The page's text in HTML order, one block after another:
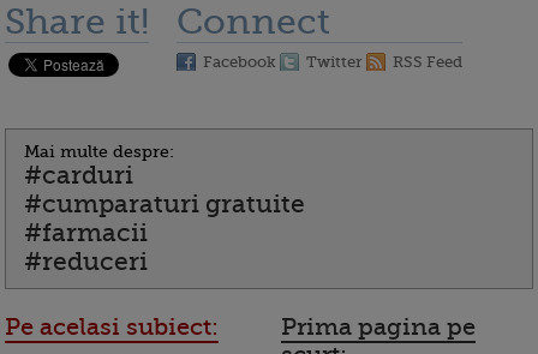
Share it! Connect
Facebook Twitter RSS Feed
Mai multe despre:
#carduri
#cumparaturi gratuite
#farmacii
#reduceri
Pe acelasi subiect:
Prima pagina pe